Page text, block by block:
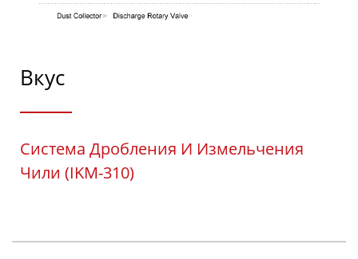
Вкус
Система Дробления И Измельчения
Чили (IKM-310)